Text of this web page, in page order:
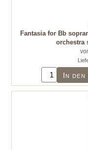
Fantasia for Bb
orchestra
In